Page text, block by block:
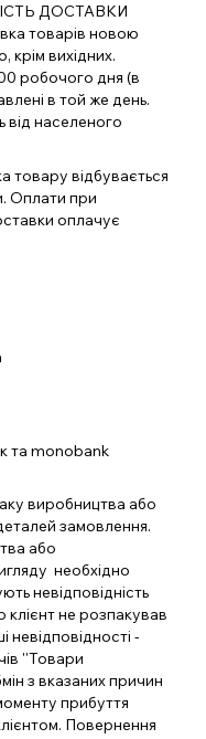
ДОСТАВКИ
товарів новою
вихідних.
робочого дня (в
в той же день.
від населеного
відбувається
Оплати при
оплачує
та monobank
виробництва або
замовлення.
або
необхідно
невідповідність
клієнт не розпакував
-
''Товари
з вказаних причин
прибуття
Повернення